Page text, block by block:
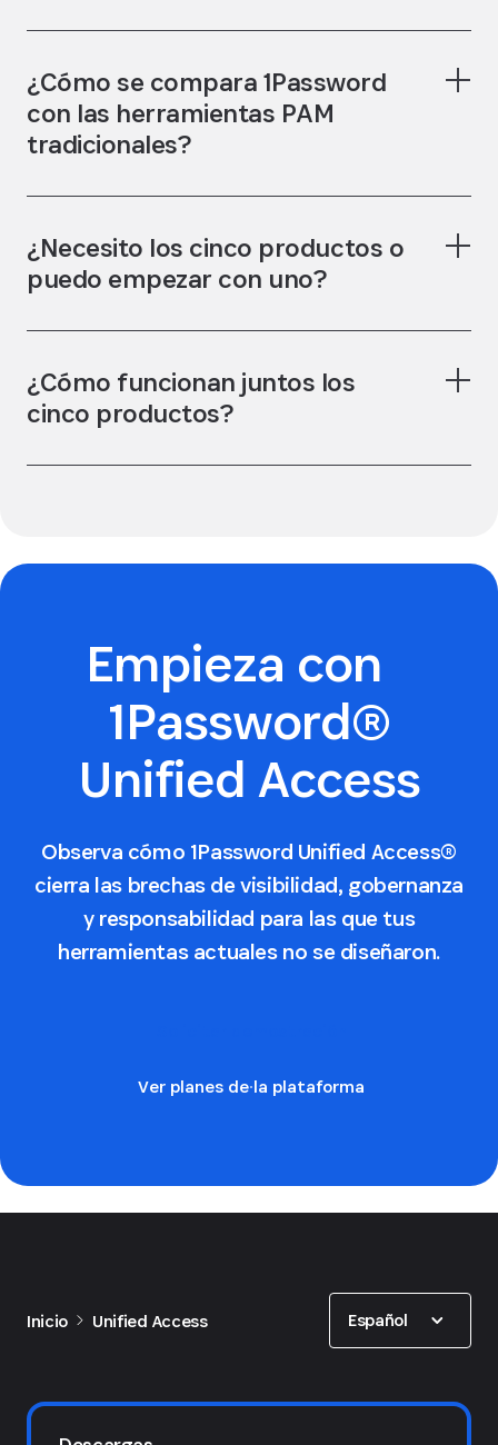
¿Cómo se compara 1Password
con las herramientas PAM
tradicionales?
¿Necesito los cinco productos o
puedo empezar con uno?
¿Cómo funcionan juntos los
cinco productos?
Empieza con
1Password®
Unified Access
Observa cómo 1Password Unified Access®
cierra las brechas de visibilidad, gobernanza
y responsabilidad para las que tus
herramientas actuales no se diseñaron.
Ver planes de la plataforma
Inicio Unified Access Español